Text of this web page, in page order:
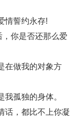
誓约永存!
你是否还那么爱
做我的对象方
孤独的身体。
，都比不上你凝